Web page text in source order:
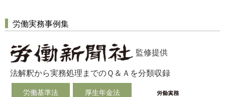
労働実務事例集
監修提供
法解釈から実務処理までのＱ＆Ａを分類収録
労働基準法 厚生年金法